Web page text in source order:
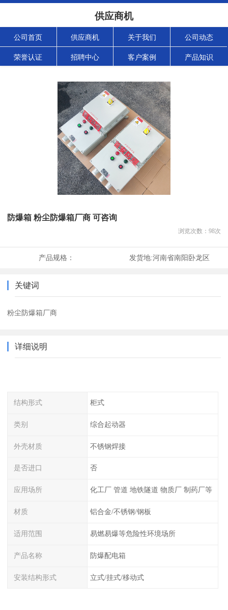
供应商机
公司首页 供应商机 关于我们 公司动态
荣誉认证 招聘中心 客户案例 产品知识
防爆箱 粉尘防爆箱厂商 可咨询
浏览次数： 98次
产品规格： 发货地:河南省南阳卧龙区
关键词
粉尘防爆箱厂商
详细说明
结构形式 柜式
类别 综合起动器
外壳材质 不锈钢焊接
是否进口 否
应用场所 化工厂 管道 地铁隧道 物质厂 制药厂等
材质 铝合金/不锈钢/钢板
适用范围 易燃易爆等危险性环境场所
产品名称 防爆配电箱
安装结构形式 立式/挂式/移动式